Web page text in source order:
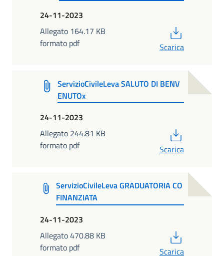
24-11-2023
Allegato 164.17 KB
formato pdf
Scarica
ServizioCivileLeva SALUTO DI BENV
ENUTOx
24-11-2023
Allegato 244.81 KB
formato pdf
Scarica
ServizioCivileLeva GRADUATORIA CO
FINANZIATA
24-11-2023
Allegato 470.88 KB
formato pdf
Scarica